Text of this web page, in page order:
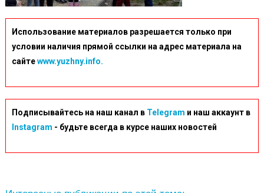
Использование материалов разрешается только при
условии наличия прямой ссылки на адрес материала на
сайтеwww.yuzhny.info.
Подписывайтесь на наш канал в Telegram и наш аккаунт в
Instagram - будьте всегда в курсе наших новостей